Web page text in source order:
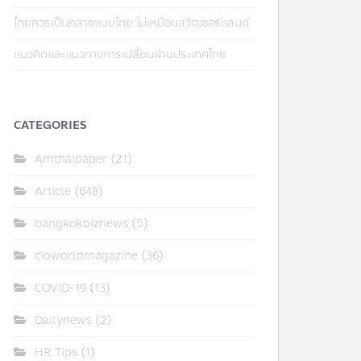
ไทยควรเป็นกลางแบบไทย ไม่เหมือนสวิตเซอร์แลนด์
แนวคิดและแนวทางการเปลี่ยนผ่านประเทศไทย
CATEGORIES
Amthaipaper (21)
Article (648)
bangkokbiznews (5)
cioworldmagazine (36)
COVID-19 (13)
Dailynews (2)
HR Tips (1)